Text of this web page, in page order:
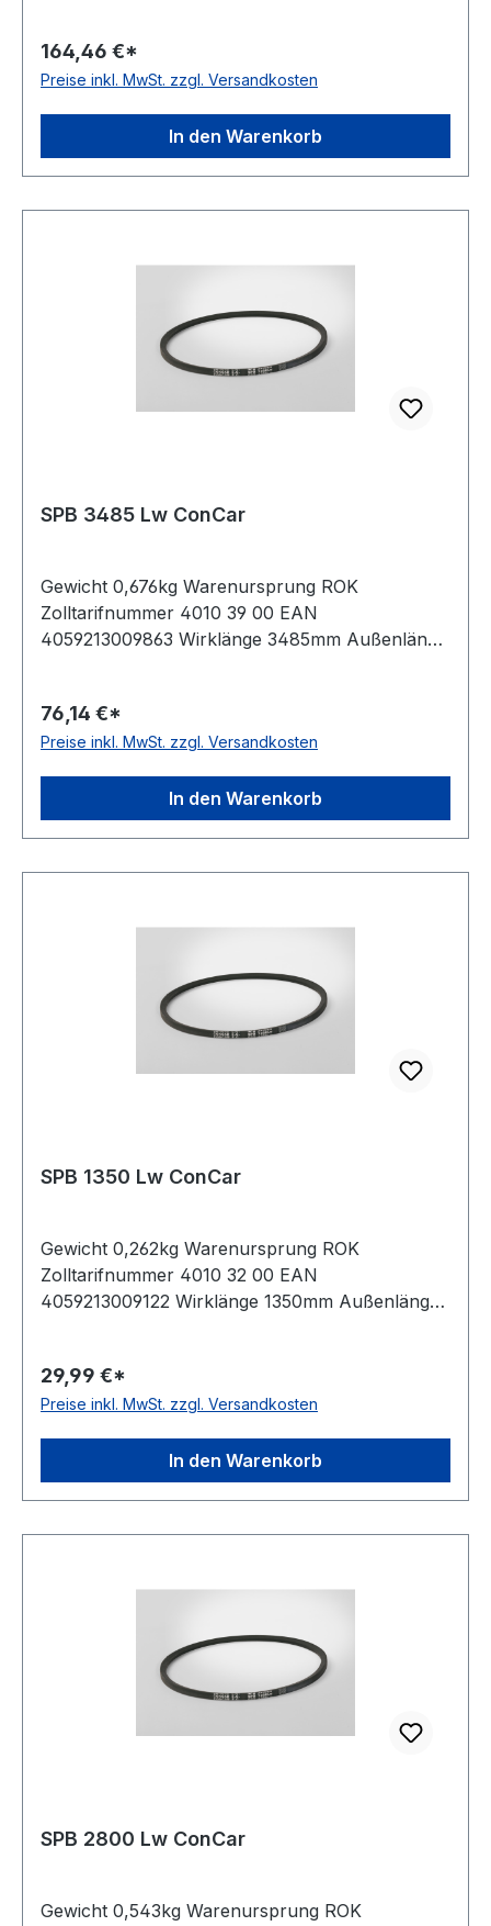
Norm DIN 7753 Material Neoprene Zugstrang
Polyester Breite 16,3mm Höhe 13mm
164,46 €*
Preise inkl. MwSt. zzgl. Versandkosten
In den Warenkorb
SPB 3485 Lw ConCar
Gewicht 0,676kg Warenursprung ROK
Zolltarifnummer 4010 39 00 EAN
4059213009863 Wirklänge 3485mm Außenlänge
Norm DIN 7753 Material Neoprene Zugstrang
Polyester Breite 16,3mm Höhe 13mm
76,14 €*
Preise inkl. MwSt. zzgl. Versandkosten
In den Warenkorb
SPB 1350 Lw ConCar
Gewicht 0,262kg Warenursprung ROK
Zolltarifnummer 4010 32 00 EAN
4059213009122 Wirklänge 1350mm Außenlänge
Norm DIN 7753 Material Neoprene Zugstrang
Polyester Breite 16,3mm Höhe 13mm
29,99 €*
Preise inkl. MwSt. zzgl. Versandkosten
In den Warenkorb
SPB 2800 Lw ConCar
Gewicht 0,543kg Warenursprung ROK